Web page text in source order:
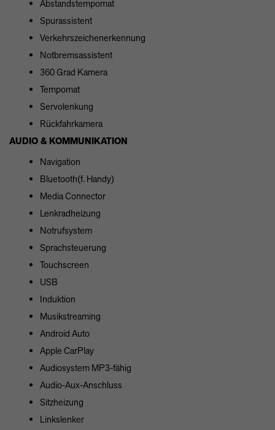
Abstandstempomat
Spurassistent
Verkehrszeichenerkennung
Notbremsassistent
360 Grad Kamera
Tempomat
Servolenkung
Rückfahrkamera
AUDIO & KOMMUNIKATION
Navigation
Bluetooth(f. Handy)
Media Connector
Lenkradheizung
Notrufsystem
Sprachsteuerung
Touchscreen
USB
Induktion
Musikstreaming
Android Auto
Apple CarPlay
Audiosystem MP3-fähig
Audio-Aux-Anschluss
Sitzheizung
Linkslenker